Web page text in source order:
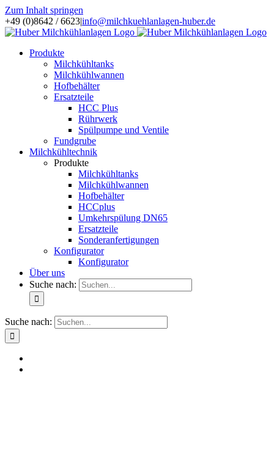
Zum Inhalt springen
+49 (0)8642 / 6623|info@milchkuehlanlagen-huber.de
Produkte
Milchkühltanks
Milchkühlwannen
Hofbehälter
Ersatzteile
HCC Plus
Rührwerk
Spülpumpe und Ventile
Fundgrube
Milchkühltechnik
Produkte
Milchkühltanks
Milchkühlwannen
Hofbehälter
HCCplus
Umkehrspülung DN65
Ersatzteile
Sonderanfertigungen
Konfigurator
Konfigurator
Über uns
Suche nach:
Suche nach: